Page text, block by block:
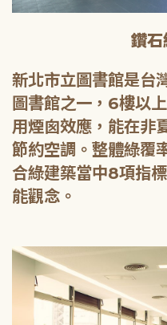
鑽石
新北市立圖書館是台
圖書館之一，6樓以
用煙囪效應，能在非
節約空調。整體綠覆
合綠建築當中8項指
能觀念。